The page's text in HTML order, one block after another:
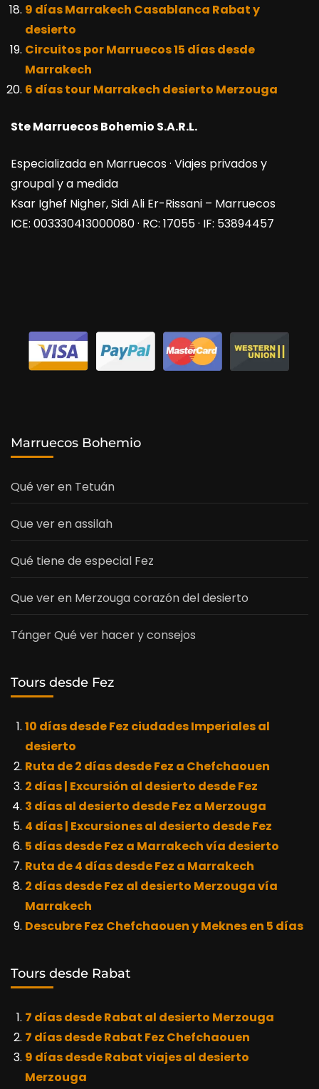
9 días Marrakech Casablanca Rabat y
desierto
Circuitos por Marruecos 15 días desde
Marrakech
6 días tour Marrakech desierto Merzouga
Ste Marruecos Bohemio S.A.R.L.
Especializada en Marruecos · Viajes privados y
groupal y a medida
Ksar Ighef Nigher, Sidi Ali Er-Rissani – Marruecos
ICE: 003330413000080 · RC: 17055 · IF: 53894457
Marruecos Bohemio
Qué ver en Tetuán
Que ver en assilah
Qué tiene de especial Fez
Que ver en Merzouga corazón del desierto
Tánger Qué ver hacer y consejos
Tours desde Fez
10 días desde Fez ciudades Imperiales al
desierto
Ruta de 2 días desde Fez a Chefchaouen
2 días | Excursión al desierto desde Fez
3 días al desierto desde Fez a Merzouga
4 días | Excursiones al desierto desde Fez
5 días desde Fez a Marrakech vía desierto
Ruta de 4 días desde Fez a Marrakech
2 días desde Fez al desierto Merzouga vía
Marrakech
Descubre Fez Chefchaouen y Meknes en 5 días
Tours desde Rabat
7 días desde Rabat al desierto Merzouga
7 días desde Rabat Fez Chefchaouen
9 días desde Rabat viajes al desierto
Merzouga